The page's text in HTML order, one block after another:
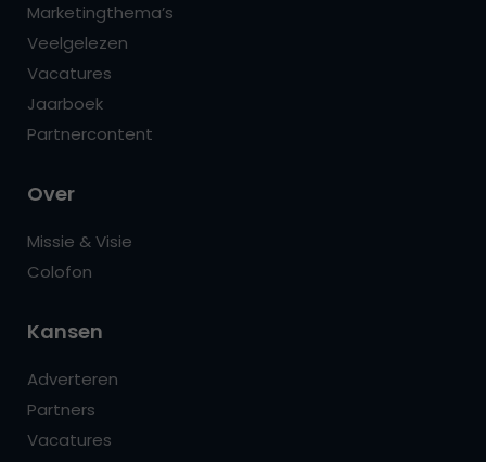
Marketingthema’s
Veelgelezen
Vacatures
Jaarboek
Partnercontent
Over
Missie & Visie
Colofon
Kansen
Adverteren
Partners
Vacatures